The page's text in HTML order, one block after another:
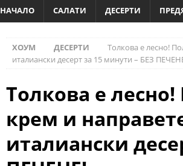
НАЧАЛО САЛАТИ ДЕСЕРТИ
ХОУМ ДЕСЕРТИ
Толкова е лесно!
италиански десерт за 15 минути – БЕЗ
Толкова е
крем и
италиански